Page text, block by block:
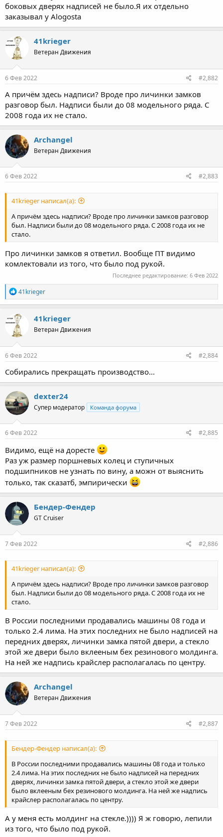
боковых дверях надписей не было.Я их отдельно
заказывал у Alogostа
41krieger
Ветеран Движения
6 Фев 2022 #2,882
А причём здесь надписи? Вроде про личинки замков
разговор был. Надписи были до 08 модельного ряда. С
2008 года их не стало.
Archangel
Ветеран Движения
6 Фев 2022 #2,883
41krieger написал(а):
А причём здесь надписи? Вроде про личинки замков разговор
был. Надписи были до 08 модельного ряда. С 2008 года их не
стало.
Про личинки замков я ответил. Вообще ПТ видимо
комлектовали из того, что было под рукой.
Последнее редактирование: 6 Фев 2022
Р
е
а
к
ц
и
и
:
41krieger
41krieger
Ветеран Движения
6 Фев 2022 #2,884
Собирались прекращать производство...
dexter24
Супер модератор Команда форума
6 Фев 2022 #2,885
Видимо, ещё на доресте
Раз уж размер поршневых колец и ступичных
подшипников не узнать по вину, а можн от выяснить
только, так сказатб, эмпирически
Бендер-Фендер
GT Cruiser
7 Фев 2022 #2,886
41krieger написал(а):
А причём здесь надписи? Вроде про личинки замков разговор
был. Надписи были до 08 модельного ряда. С 2008 года их не
стало.
В России последними продавались машины 08 года и
только 2.4 лима. На этих последних не было надписей на
передних дверях, личинки замка пятой двери, а стекло
этой же двери было вклееным бех резинового молдинга.
На ней же надпись крайслер располагалась по центру.
Archangel
Ветеран Движения
7 Фев 2022 #2,887
Бендер-Фендер написал(а):
В России последними продавались машины 08 года и только
2.4 лима. На этих последних не было надписей на передних
дверях, личинки замка пятой двери, а стекло этой же двери
было вклееным бех резинового молдинга. На ней же надпись
крайслер располагалась по центру.
А у меня есть молдинг на стекле.)))) Я ж говорю, лепили
из того, что было под рукой.